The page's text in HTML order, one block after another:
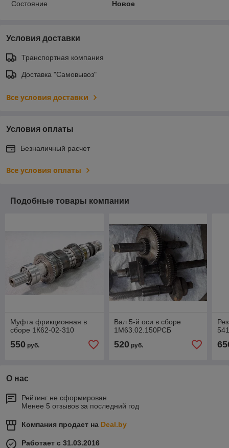
Состояние
Новое
Условия доставки
Транспортная компания
Доставка "Самовывоз"
Все условия доставки
Условия оплаты
Безналичный расчет
Все условия оплаты
Подобные товары компании
Муфта фрикционная в
сборе 1К62-02-310
550 руб.
Вал 5-й оси в сборе
1М63.02.150РСБ
520руб.
О нас
Рейтинг не сформирован
Менее 5 отзывов за последний год
Компания продает на Deal.by
Работает с 31.03.2016